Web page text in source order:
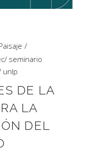
/ seminario
unlp
DE LA
LA
DEL